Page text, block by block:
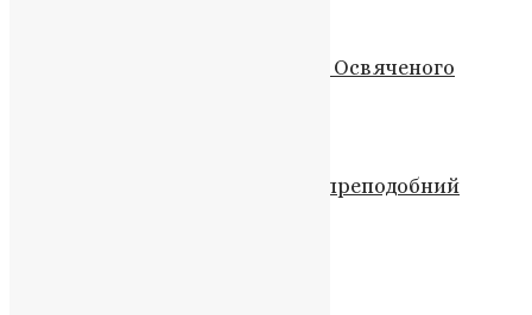
18 грудня – преподобного Сави Освяченого
Подвиг посту і довіри: ким був преподобний